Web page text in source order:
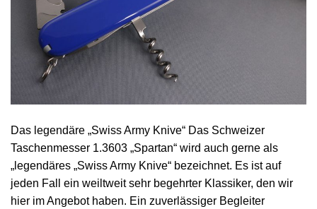
Das legendäre „Swiss Army Knive“ Das Schweizer
Taschenmesser 1.3603 „Spartan“ wird auch gerne als
„legendäres „Swiss Army Knive“ bezeichnet. Es ist auf
jeden Fall ein weiltweit sehr begehrter Klassiker, den wir
hier im Angebot haben. Ein zuverlässiger Begleiter